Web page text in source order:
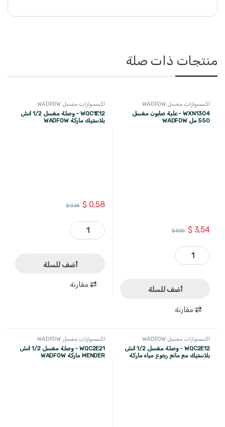
منتجات ذات صلة
اكسسوارات مغسل WADFOW
WXN1304 - علبة صابون مغسل
550 مل WADFOW
$3,54
$3,90
WXN1304 - علبة صابون مغسل 550 مل WADFOW quantity
أضف للسلة
مقارنة
اكسسوارات مغسل WADFOW
WQC1E12 - وصلة مغسل 1/2 انش
بلاستيك ماركة WADFOW
$0,58
$0,64
WQC1E12 - وصلة مغسل 1/2 انش بلاستيك ماركة WADFOW quantity
أضف للسلة
مقارنة
اكسسوارات مغسل WADFOW
WQC2E12 - وصلة مغسل 1/2 انش
بلاستيك مع مانع رجوع مياه ماركة
اكسسوارات مغسل WADFOW
WQC2E21 - وصلة مغسل 1/2 انش
MENDER ماركة WADFOW